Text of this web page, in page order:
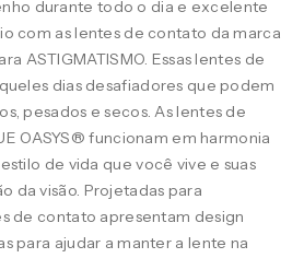
durante todo o dia e excelente
com as lentes de contato da marca
ASTIGMATISMO. Essas lentes de
dias desafiadores que podem
pesados e secos. As lentes de
OASYS® funcionam em harmonia
de vida que você vive e suas
da visão. Projetadas para
de contato apresentam design
para ajudar a manter a lente na